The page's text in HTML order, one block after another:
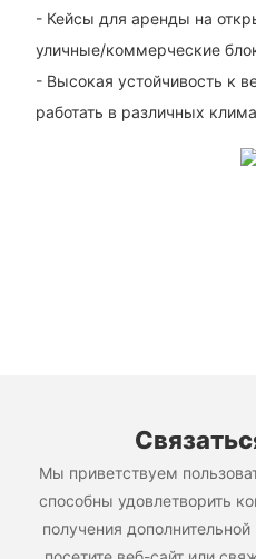
- Кейсы для аренды на
уличные/коммерческие
- Высокая устойчивость к
работать в различных
Мы приветствуем
способны удовлетворить
получения